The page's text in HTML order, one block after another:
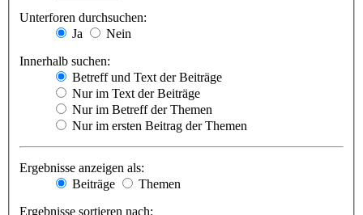
Unterforen durchsuchen:
Ja
Nein
Innerhalb suchen:
Betreff und Text der Beiträge
Nur im Text der Beiträge
Nur im Betreff der Themen
Nur im ersten Beitrag der Themen
Ergebnisse anzeigen als:
Beiträge
Themen
Ergebnisse sortieren nach: